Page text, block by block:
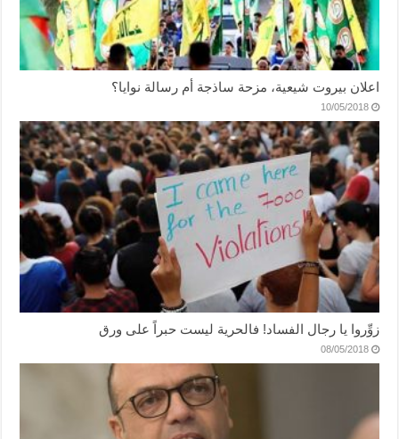
اعلان بيروت شيعية، مزحة ساذجة أم رسالة نوايا؟
10/05/2018
زوِّروا يا رجال الفساد! فالحرية ليست حبراً على ورق
08/05/2018